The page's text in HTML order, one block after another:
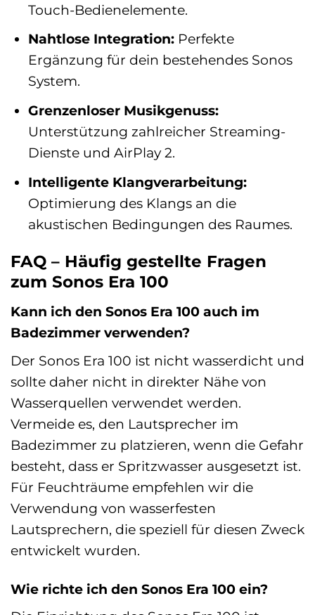
Touch-Bedienelemente.
Nahtlose Integration:Perfekte
Ergänzung für dein bestehendes Sonos
System.
Grenzenloser Musikgenuss:
Unterstützung zahlreicher Streaming-
Dienste und AirPlay 2.
Intelligente Klangverarbeitung:
Optimierung des Klangs an die
akustischen Bedingungen des Raumes.
FAQ – Häufig gestellte Fragen
zum Sonos Era 100
Kann ich den Sonos Era 100 auch im
Badezimmer verwenden?
Der Sonos Era 100 ist nicht wasserdicht und
sollte daher nicht in direkter Nähe von
Wasserquellen verwendet werden.
Vermeide es, den Lautsprecher im
Badezimmer zu platzieren, wenn die Gefahr
besteht, dass er Spritzwasser ausgesetzt ist.
Für Feuchträume empfehlen wir die
Verwendung von wasserfesten
Lautsprechern, die speziell für diesen Zweck
entwickelt wurden.
Wie richte ich den Sonos Era 100 ein?